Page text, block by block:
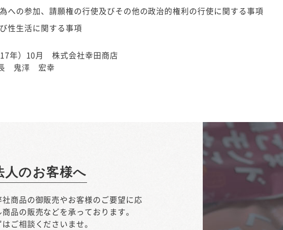
への参加、請願権の行使及びその他の政治的権利の行使に関する事項
性生活に関する事項
年）10月 株式会社幸田商店
鬼澤 宏幸
人のお客様へ
商品の御販売やお客様のご要望に応
品の販売などを承っております。
はご相談くださいませ。